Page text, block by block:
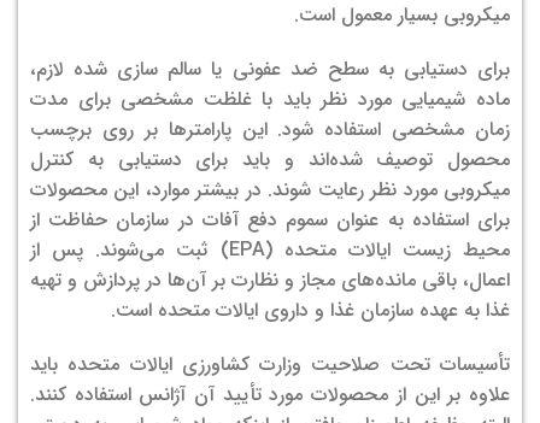
میکروبی بسیار معمول است.
برای دستیابی به سطح ضد عفونی یا سالم سازی شده لازم،
ماده شیمیایی مورد نظر باید با غلظت مشخصی برای مدت
زمان مشخصی استفاده شود. این پارامترها بر روی برچسب
محصول توصیف شده‌اند و باید برای دستیابی به کنترل
میکروبی مورد نظر رعایت شوند. در بیشتر موارد، این محصولات
برای استفاده به عنوان سموم دفع آفات در سازمان حفاظت از
محیط زیست ایالات متحده (EPA) ثبت می‌شوند. پس از
اعمال، باقی مانده‌های مجاز و نظارت بر آن‌ها در پردازش و تهیه
غذا به عهده سازمان غذا و داروی ایالات متحده است.
تأسیسات تحت صلاحیت وزارت کشاورزی ایالات متحده باید
علاوه بر این از محصولات مورد تأیید آن آژانس استفاده کنند.